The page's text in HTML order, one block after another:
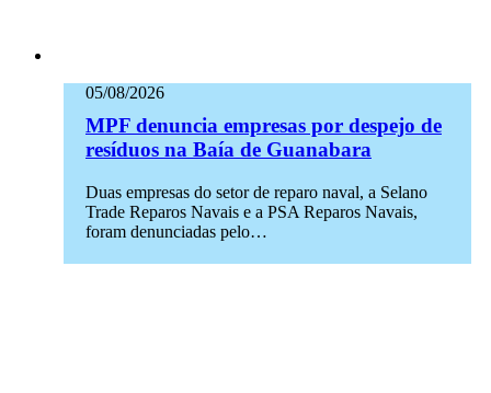
05/08/2026
MPF denuncia empresas por despejo de
resíduos na Baía de Guanabara
Duas empresas do setor de reparo naval, a Selano
Trade Reparos Navais e a PSA Reparos Navais,
foram denunciadas pelo…